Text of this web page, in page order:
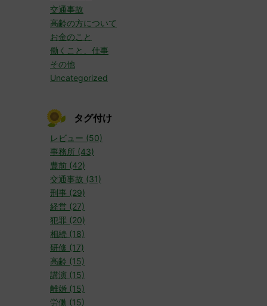
交通事故
高齢の方について
お金のこと
働くこと、仕事
その他
Uncategorized
タグ付け
レビュー (50)
事務所 (43)
豊前 (42)
交通事故 (31)
刑事 (29)
経営 (27)
犯罪 (20)
相続 (18)
研修 (17)
高齢 (15)
講演 (15)
離婚 (15)
労働 (15)